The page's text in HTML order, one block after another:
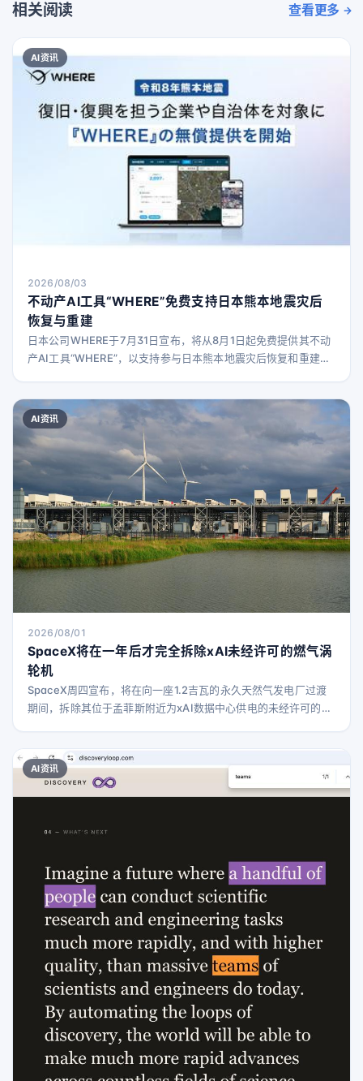
相关阅读 查看更多
AI资讯
2026/08/03
不动产AI工具“WHERE”免费支持日本熊本地震灾后
恢复与重建
日本公司WHERE于7月31日宣布，将从8月1日起免费提供其不动
产AI工具“WHERE”，以支持参与日本熊本地震灾后恢复和重建工
重要。WHERE公司利用其掌握的卫星数据和AI技术构建的不动产
数据库，结合平时积累的土地、建筑及地理空间信息应用经验，
致力于通过技术力量助力承担恢复重建任
AI资讯
2026/08/01
SpaceX将在一年后才完全拆除xAI未经许可的燃气涡
轮机
SpaceX周四宣布，将在向一座1.2吉瓦的永久天然气发电厂过渡
期间，拆除其位于孟菲斯附近为xAI数据中心供电的未经许可的燃
心供电，其中许多已经运行了数月。NAACP和南方环境法律中心
已就xAI使用未经许可的涡轮机提起诉讼。 SpaceX于今年2月收
购了xAI。在其首
AI资讯